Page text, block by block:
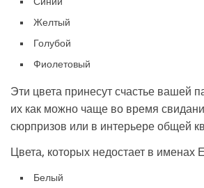
Желтый
Голубой
Фиолетовый
Эти цвета принесут счастье вашей
их как можно чаще во время
сюрпризов или в интерьере общей
Цвета, которых недостает в именах
Белый